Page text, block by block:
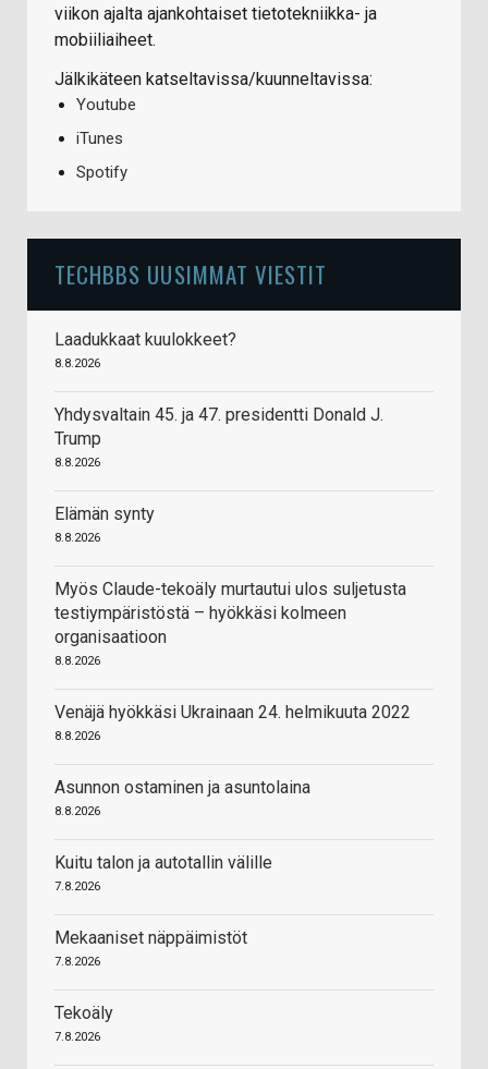
viikon ajalta ajankohtaiset tietotekniikka- ja
mobiiliaiheet.
Jälkikäteen katseltavissa/kuunneltavissa:
Youtube
iTunes
Spotify
TECHBBS UUSIMMAT VIESTIT
Laadukkaat kuulokkeet?
8.8.2026
Yhdysvaltain 45. ja 47. presidentti Donald J.
Trump
8.8.2026
Elämän synty
8.8.2026
Myös Claude-tekoäly murtautui ulos suljetusta
testiympäristöstä – hyökkäsi kolmeen
organisaatioon
8.8.2026
Venäjä hyökkäsi Ukrainaan 24. helmikuuta 2022
8.8.2026
Asunnon ostaminen ja asuntolaina
8.8.2026
Kuitu talon ja autotallin välille
7.8.2026
Mekaaniset näppäimistöt
7.8.2026
Tekoäly
7.8.2026